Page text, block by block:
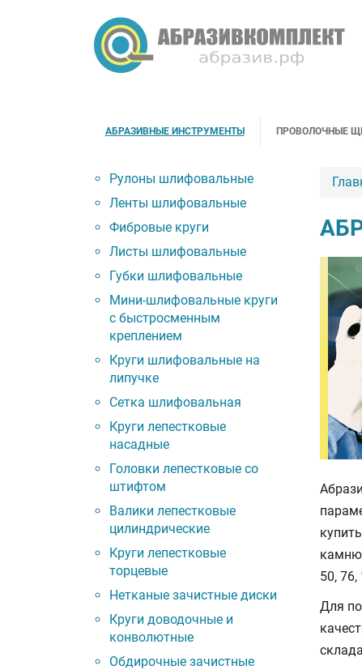
АБРАЗИВНЫЕ ИНСТРУМЕНТЫ ПРОВОЛОЧНЫЕ
камню
50,
Для
Рулоны шлифовальные
Ленты шлифовальные
Фибровые круги
Листы шлифовальные
Губки шлифовальные
Мини-шлифовальные круги
с быстросменным
креплением
Круги шлифовальные на
липучке
Сетка шлифовальная
Круги лепестковые
насадные
Головки лепестковые со
штифтом
Валики лепестковые
цилиндрические
Круги лепестковые
торцевые
Нетканые зачистные диски
Круги доводочные и
конволютные
Обдирочные зачистные